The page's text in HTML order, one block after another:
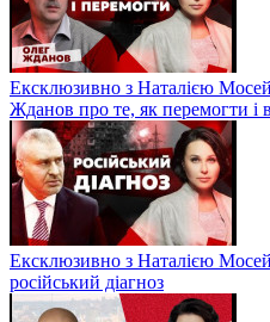
Ексклюзивно з Наталією
Жданов про те, як перемогти і
Ексклюзивно з Наталією
російський діагноз